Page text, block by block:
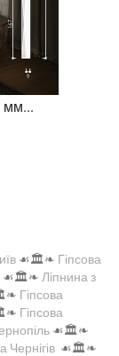
мм...
☙🏛️❧ Гіпсова
☙🏛️❧ Ліпнина з
Гіпсова
Гіпсова
☙🏛️❧
Чернігів ☙🏛️❧